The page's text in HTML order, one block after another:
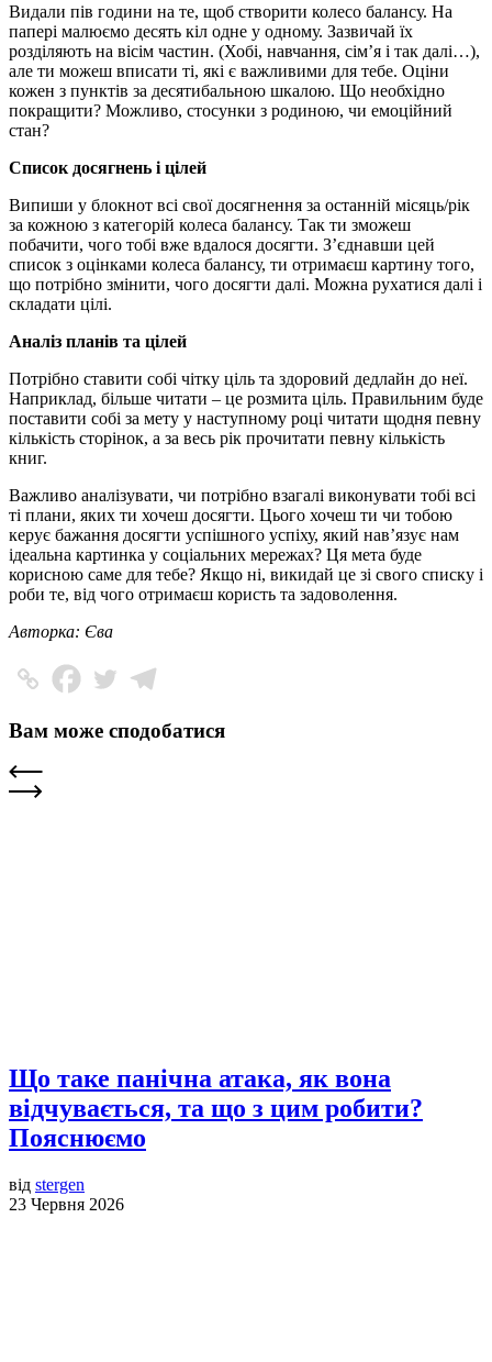
Видали пів години на те, щоб створити колесо балансу. На
папері малюємо десять кіл одне у одному. Зазвичай їх
розділяють на вісім частин. (Хобі, навчання, сім’я і так далі…),
але ти можеш вписати ті, які є важливими для тебе. Оціни
кожен з пунктів за десятибальною шкалою. Що необхідно
покращити? Можливо, стосунки з родиною, чи емоційний
стан?
Список досягнень і цілей
Випиши у блокнот всі свої досягнення за останній місяць/рік
за кожною з категорій колеса балансу. Так ти зможеш
побачити, чого тобі вже вдалося досягти. З’єднавши цей
список з оцінками колеса балансу, ти отримаєш картину того,
що потрібно змінити, чого досягти далі. Можна рухатися далі і
складати цілі.
Аналіз планів та цілей
Потрібно ставити собі чітку ціль та здоровий дедлайн до неї.
Наприклад, більше читати – це розмита ціль. Правильним буде
поставити собі за мету у наступному році читати щодня певну
кількість сторінок, а за весь рік прочитати певну кількість
книг.
Важливо аналізувати, чи потрібно взагалі виконувати тобі всі
ті плани, яких ти хочеш досягти. Цього хочеш ти чи тобою
керує бажання досягти успішного успіху, який нав’язує нам
ідеальна картинка у соціальних мережах? Ця мета буде
корисною саме для тебе? Якщо ні, викидай це зі свого списку і
роби те, від чого отримаєш користь та задоволення.
Авторка: Єва
Вам може сподобатися
Що таке панічна атака, як вона
відчувається, та що з цим робити?
Пояснюємо
від stergen
23 Червня 2026